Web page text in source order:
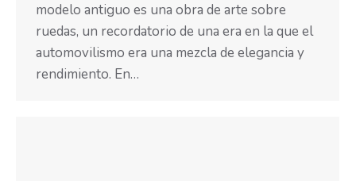
modelo antiguo es una obra de arte sobre
ruedas, un recordatorio de una era en la que el
automovilismo era una mezcla de elegancia y
rendimiento. En…